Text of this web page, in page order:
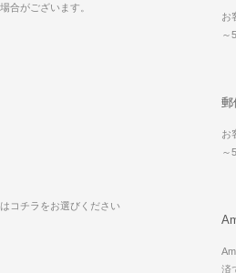
合がございます。
コチラをお選びください
お
～
郵
お
～
済